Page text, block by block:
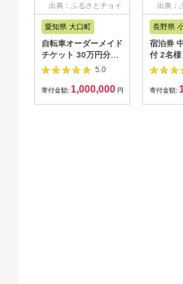
出典：ふるさとチョイ
愛知県 大口町
自転車オーダーメイド
チケット 30万円分
【1360365】
5.0
寄付金額: 1,000,000 円
出典：
長野県
宿泊券
付 2名様
ケット
寄付金額: